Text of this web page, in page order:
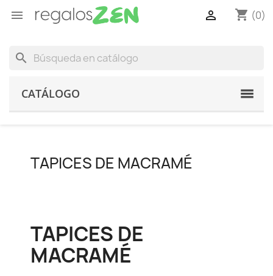
 shopping_cart (0)

search
CATÁLOGO
TAPICES DE MACRAMÉ
TAPICES DE
MACRAMÉ